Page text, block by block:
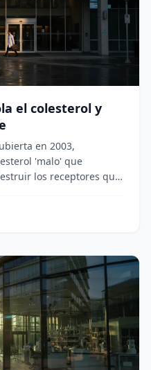
el colesterol y
en 2003,
'malo' que
los receptores que